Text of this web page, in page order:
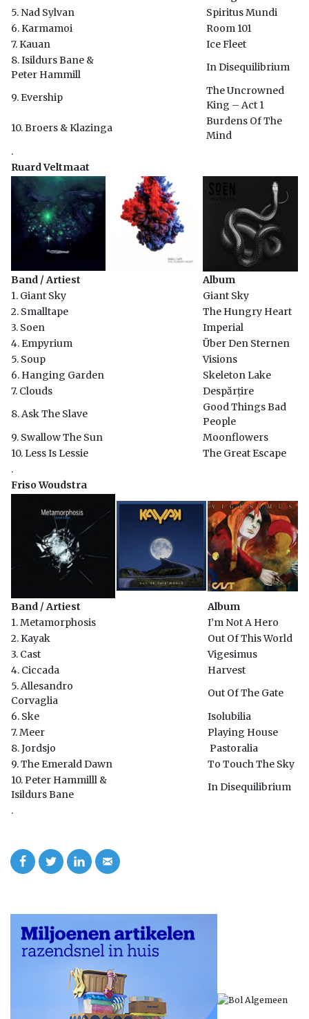
5. Nad Sylvan
Spiritus Mundi
6. Karmamoi
Room 101
7. Kauan
Ice Fleet
8. Isildurs Bane &
Peter Hammill
In Disequilibrium
9. Evership
The Uncrowned
King – Act 1
10. Broers & Klazinga
Burdens Of The
Mind
.
Ruard Veltmaat
Band / Artiest
Album
1. Giant Sky
Giant Sky
2. Smalltape
The Hungry Heart
3. Soen
Imperial
4. Empyrium
Über Den Sternen
5. Soup
Visions
6. Hanging Garden
Skeleton Lake
7. Clouds
Despărțire
8. Ask The Slave
Good Things Bad
People
9. Swallow The Sun
Moonflowers
10. Less Is Lessie
The Great Escape
.
Friso Woudstra
Band / Artiest
Album
1. Metamorphosis
I’m Not A Hero
2. Kayak
Out Of This World
3. Cast
Vigesimus
4. Ciccada
Harvest
5. Allesandro
Corvaglia
Out Of The Gate
6. Ske
Isolubilia
7. Meer
Playing House
8. Jordsjo
Pastoralia
9. The Emerald Dawn
To Touch The Sky
10. Peter Hammilll &
Isildurs Bane
In Disequilibrium
.